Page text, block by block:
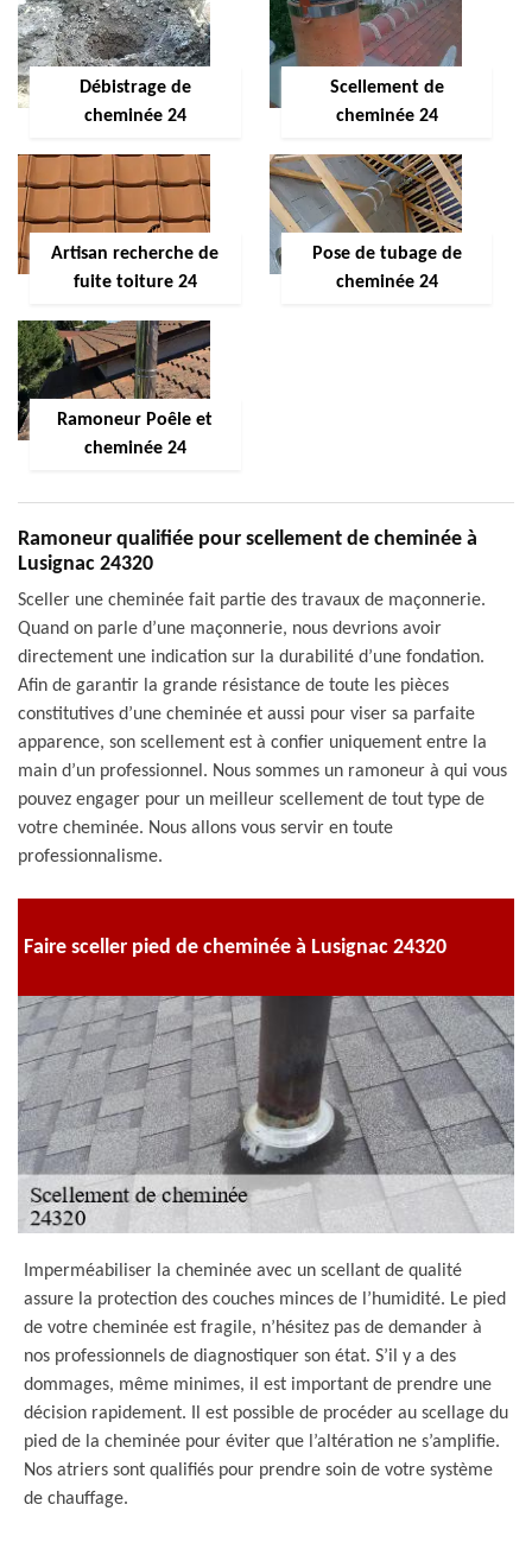
Débistrage de
cheminée 24
Scellement de
cheminée 24
Artisan recherche de
fuite toiture 24
Pose de tubage de
cheminée 24
Ramoneur Poêle et
cheminée 24
Ramoneur qualifiée pour scellement de cheminée à
Lusignac 24320
Sceller une cheminée fait partie des travaux de maçonnerie.
Quand on parle d’une maçonnerie, nous devrions avoir
directement une indication sur la durabilité d’une fondation.
Afin de garantir la grande résistance de toute les pièces
constitutives d’une cheminée et aussi pour viser sa parfaite
apparence, son scellement est à confier uniquement entre la
main d’un professionnel. Nous sommes un ramoneur à qui vous
pouvez engager pour un meilleur scellement de tout type de
votre cheminée. Nous allons vous servir en toute
professionnalisme.
Faire sceller pied de cheminée à Lusignac 24320
Imperméabiliser la cheminée avec un scellant de qualité
assure la protection des couches minces de l’humidité. Le pied
de votre cheminée est fragile, n’hésitez pas de demander à
nos professionnels de diagnostiquer son état. S’il y a des
dommages, même minimes, il est important de prendre une
décision rapidement. Il est possible de procéder au scellage du
pied de la cheminée pour éviter que l’altération ne s’amplifie.
Nos atriers sont qualifiés pour prendre soin de votre système
de chauffage.